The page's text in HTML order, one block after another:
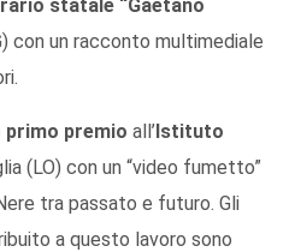
statale “Gaetano
con un racconto multimediale
primo premio all’Istituto
(LO) con un “video fumetto”
tra passato e futuro. Gli
a questo lavoro sono